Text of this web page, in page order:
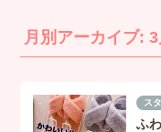
月別アーカイブ:
ス
ふ